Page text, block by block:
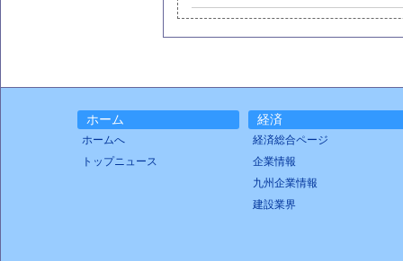
ホーム
ホームへ
トップニュース
経済
経済総合ページ
企業情報
九州企業情報
建設業界